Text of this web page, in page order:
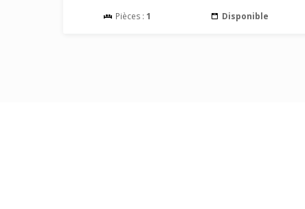
Pièces :1 Disponible